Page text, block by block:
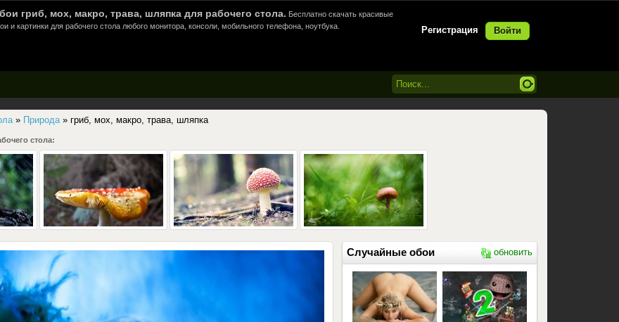
Регистрация Войти
гриб, мох, макро, трава, шляпка для рабочего стола. Бесплатно скачать красивые
и картинки для рабочего стола любого монитора, консоли, мобильного телефона, ноутбука.
» Природа» гриб, мох, макро, трава, шляпка
стола:
Случайные обои обновить